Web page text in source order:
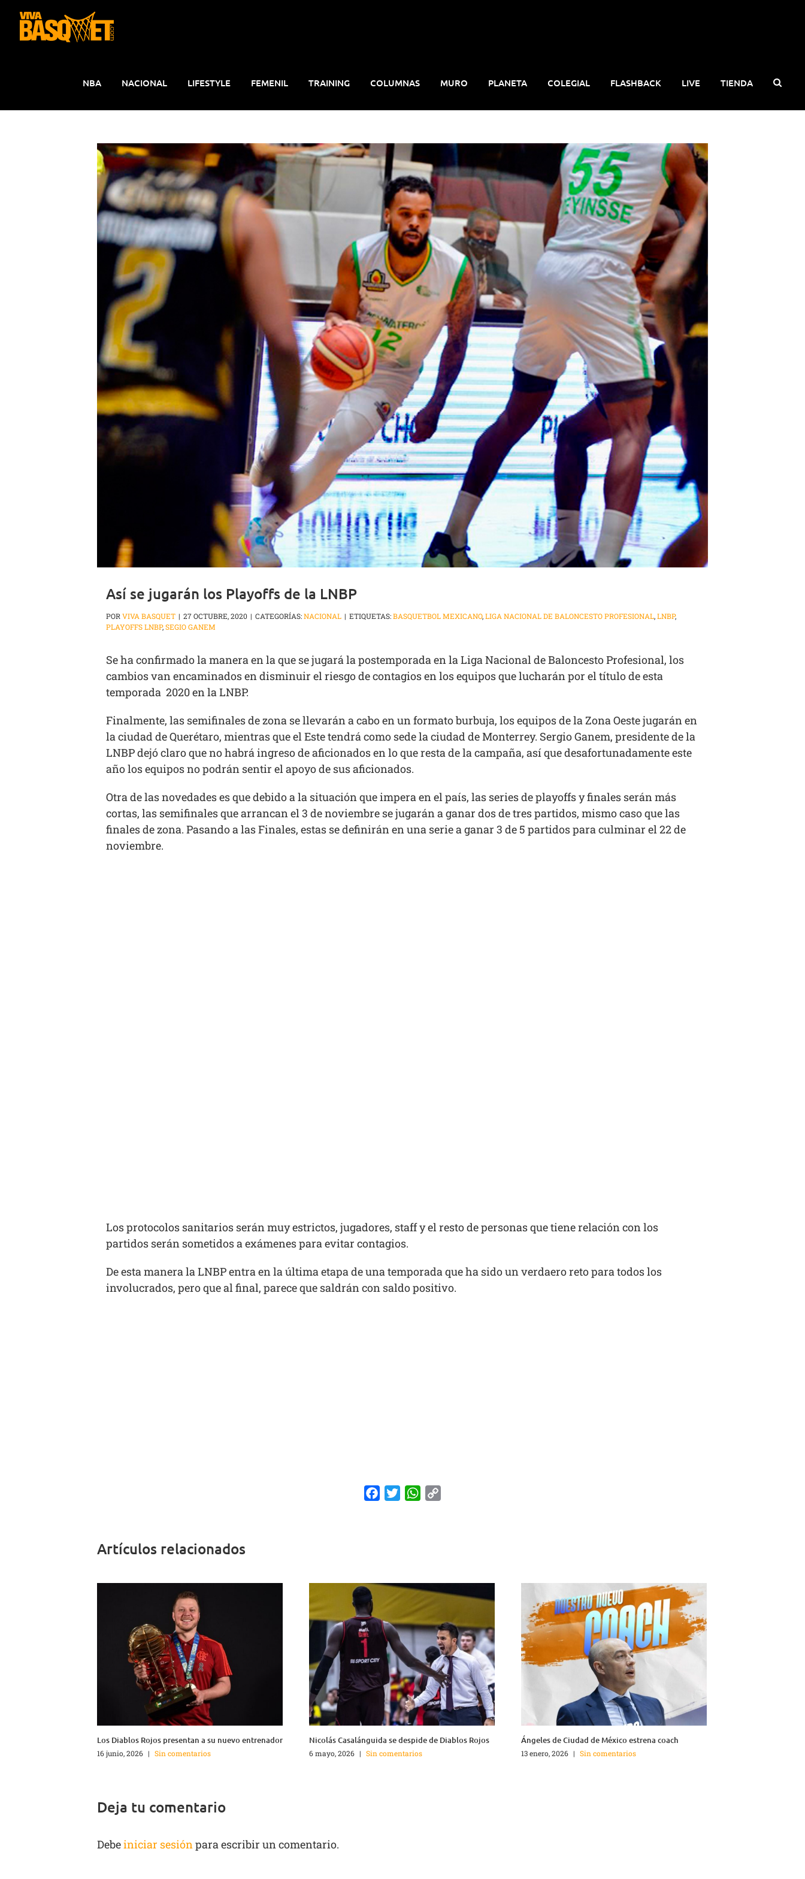
contenido
NBA NACIONAL LIFESTYLE FEMENIL TRAINING COLUMNAS MURO PLANETA COLEGIAL FLASHBACK LIVE TIENDA
Así se jugarán los Playoffs de la LNBP
PORVIVA BASQUET | 27 OCTUBRE, 2020 | CATEGORÍAS:NACIONAL | ETIQUETAS:BASQUETBOL MEXICANO,LIGA NACIONAL DE BALONCESTO PROFESIONAL,LNBP,
PLAYOFFS LNBP,SEGIO GANEM
Se ha confirmado la manera en la que se jugará la postemporada en la Liga Nacional de Baloncesto Profesional, los
cambios van encaminados en disminuir el riesgo de contagios en los equipos que lucharán por el título de esta
temporada 2020 en la LNBP.
Finalmente, las semifinales de zona se llevarán a cabo en un formato burbuja, los equipos de la Zona Oeste jugarán en
la ciudad de Querétaro, mientras que el Este tendrá como sede la ciudad de Monterrey. Sergio Ganem, presidente de la
LNBP dejó claro que no habrá ingreso de aficionados en lo que resta de la campaña, así que desafortunadamente este
año los equipos no podrán sentir el apoyo de sus aficionados.
Otra de las novedades es que debido a la situación que impera en el país, las series de playoffs y finales serán más
cortas, las semifinales que arrancan el 3 de noviembre se jugarán a ganar dos de tres partidos, mismo caso que las
finales de zona. Pasando a las Finales, estas se definirán en una serie a ganar 3 de 5 partidos para culminar el 22 de
noviembre.
Los protocolos sanitarios serán muy estrictos, jugadores, staff y el resto de personas que tiene relación con los
partidos serán sometidos a exámenes para evitar contagios.
De esta manera la LNBP entra en la última etapa de una temporada que ha sido un verdaero reto para todos los
involucrados, pero que al final, parece que saldrán con saldo positivo.
FacebookTwitterWhatsApp
Artículos relacionados
Los Diablos Rojos presentan a su nuevo entrenador
16 junio, 2026 | Sin comentarios
Nicolás Casalánguida se despide de Diablos Rojos
6 mayo, 2026 | Sin comentarios
Ángeles de Ciudad de México estrena coach
13 enero, 2026 | Sin comentarios
Deja tu comentario
Debeiniciar sesión para escribir un comentario.